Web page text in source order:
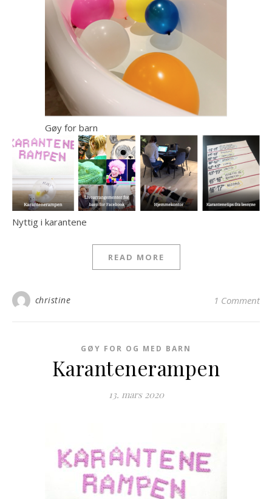
Gøy for barn
Nyttig i karantene
READ MORE
christine 1 Comment
GØY FOR OG MED BARN
Karantenerampen
13. mars 2020